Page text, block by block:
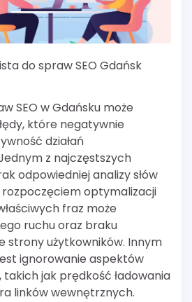
do spraw SEO Gdańsk
SEO w Gdańsku może
które negatywnie
działań
z najczęstszych
odpowiedniej analizy słów
optymalizacji
fraz może
ruchu oraz braku
strony użytkowników. Innym
ignorowanie aspektów
takich jak prędkość ładowania
linków wewnętrznych.